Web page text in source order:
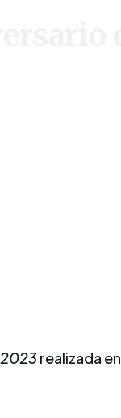
realizada